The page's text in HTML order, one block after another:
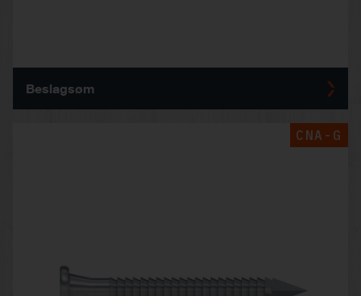
Beslagsøm
CNA-G